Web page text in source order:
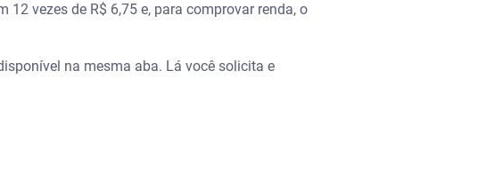
12 vezes de R$ 6,75 e, para comprovar renda, o
na mesma aba. Lá você solicita e